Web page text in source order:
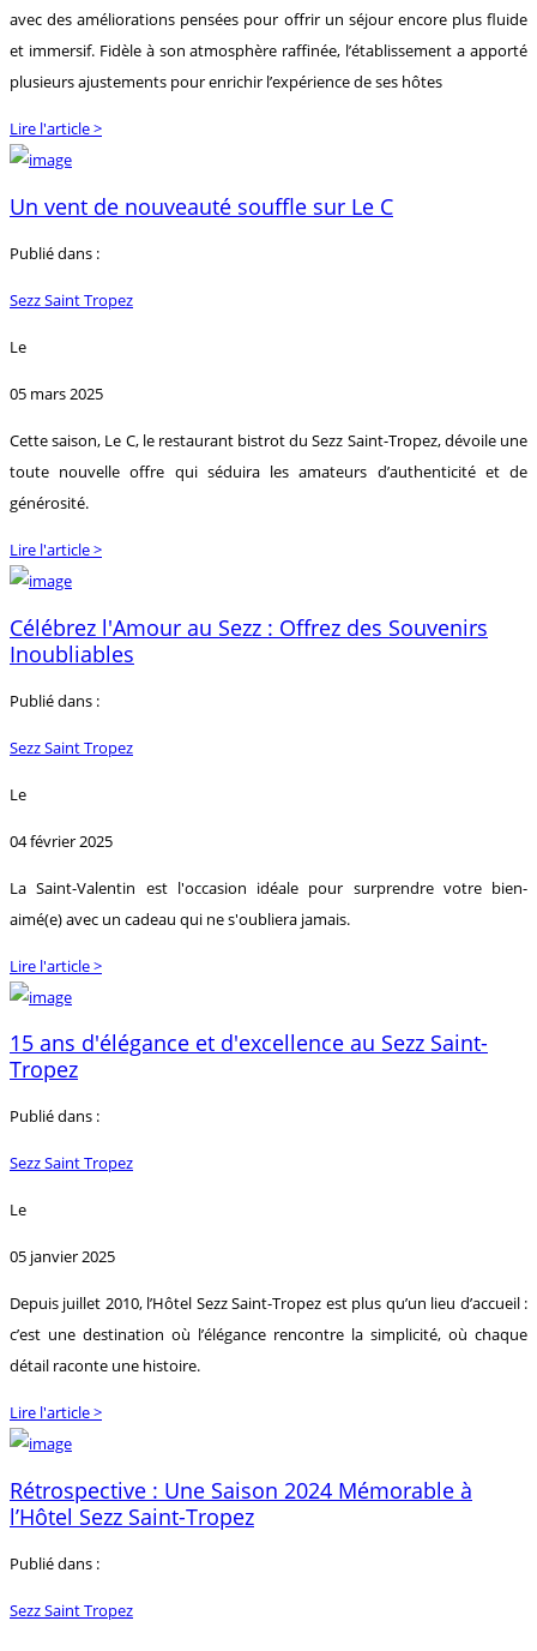
avec des améliorations pensées pour offrir un séjour encore plus fluide
et immersif. Fidèle à son atmosphère raffinée, l’établissement a apporté
plusieurs ajustements pour enrichir l’expérience de ses hôtes
Lire l'article >
Un vent de nouveauté souffle sur Le C
Publié dans :
Sezz Saint Tropez
Le
05 mars 2025
Cette saison, Le C, le restaurant bistrot du Sezz Saint-Tropez, dévoile une
toute nouvelle offre qui séduira les amateurs d’authenticité et de
générosité.
Lire l'article >
Célébrez l'Amour au Sezz : Offrez des Souvenirs
Inoubliables
Publié dans :
Sezz Saint Tropez
Le
04 février 2025
La Saint-Valentin est l'occasion idéale pour surprendre votre bien-
aimé(e) avec un cadeau qui ne s'oubliera jamais.
Lire l'article >
15 ans d'élégance et d'excellence au Sezz Saint-
Tropez
Publié dans :
Sezz Saint Tropez
Le
05 janvier 2025
Depuis juillet 2010, l’Hôtel Sezz Saint-Tropez est plus qu’un lieu d’accueil :
c’est une destination où l’élégance rencontre la simplicité, où chaque
détail raconte une histoire.
Lire l'article >
Rétrospective : Une Saison 2024 Mémorable à
l’Hôtel Sezz Saint-Tropez
Publié dans :
Sezz Saint Tropez